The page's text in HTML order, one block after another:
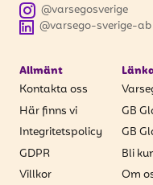
@varsego-sverige-ab
@varsegosverige
Allmänt
Kontakta oss
Här finns vi
Integritetspolicy
GDPR
Villkor
GB
GB
Bli
Om